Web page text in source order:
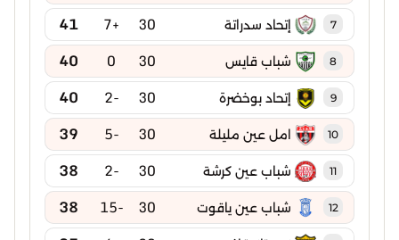
7 إتحاد سدراتة 30
+7
41
8 شباب قايس 30
0
40
9 إتحاد بوخضرة 30
-2
40
10 امل عين مليلة 30
-5
39
11 شباب عين كرشة 30
-2
38
12 شباب عين ياقوت 30
-15
38